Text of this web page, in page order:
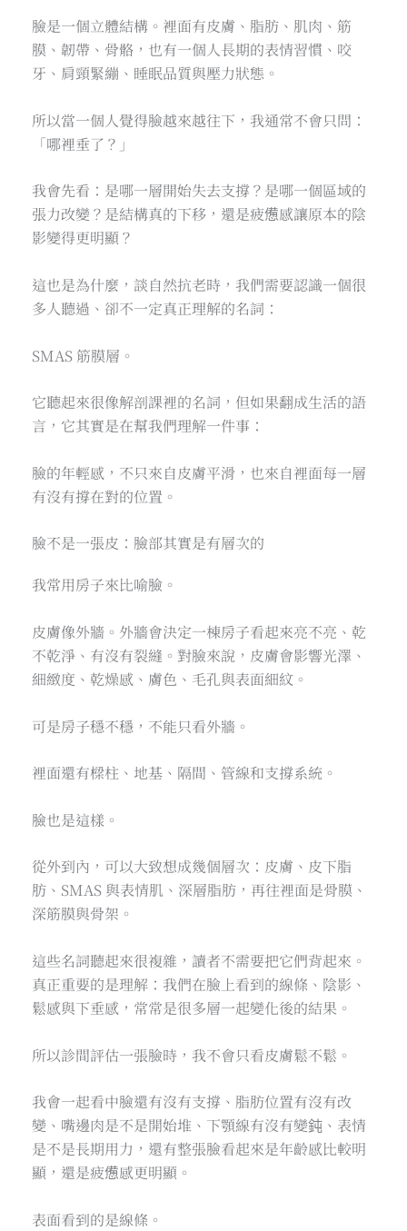
臉是一個立體結構。裡面有皮膚、脂肪、肌肉、筋
膜、韌帶、骨骼，也有一個人長期的表情習慣、咬
牙、肩頸緊繃、睡眠品質與壓力狀態。
所以當一個人覺得臉越來越往下，我通常不會只問：
「哪裡垂了？」
我會先看：是哪一層開始失去支撐？是哪一個區域的
張力改變？是結構真的下移，還是疲憊感讓原本的陰
影變得更明顯？
這也是為什麼，談自然抗老時，我們需要認識一個很
多人聽過、卻不一定真正理解的名詞：
SMAS 筋膜層。
它聽起來很像解剖課裡的名詞，但如果翻成生活的語
言，它其實是在幫我們理解一件事：
臉的年輕感，不只來自皮膚平滑，也來自裡面每一層
有沒有撐在對的位置。
臉不是一張皮：臉部其實是有層次的
我常用房子來比喻臉。
皮膚像外牆。外牆會決定一棟房子看起來亮不亮、乾
不乾淨、有沒有裂縫。對臉來說，皮膚會影響光澤、
細緻度、乾燥感、膚色、毛孔與表面細紋。
可是房子穩不穩，不能只看外牆。
裡面還有樑柱、地基、隔間、管線和支撐系統。
臉也是這樣。
從外到內，可以大致想成幾個層次：皮膚、皮下脂
肪、SMAS 與表情肌、深層脂肪，再往裡面是骨膜、
深筋膜與骨架。
這些名詞聽起來很複雜，讀者不需要把它們背起來。
真正重要的是理解：我們在臉上看到的線條、陰影、
鬆感與下垂感，常常是很多層一起變化後的結果。
所以診間評估一張臉時，我不會只看皮膚鬆不鬆。
我會一起看中臉還有沒有支撐、脂肪位置有沒有改
變、嘴邊肉是不是開始堆、下顎線有沒有變鈍、表情
是不是長期用力，還有整張臉看起來是年齡感比較明
顯，還是疲憊感更明顯。
表面看到的是線條。